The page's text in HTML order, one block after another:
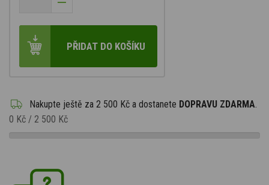
PŘIDAT DO KOŠÍKU
Nakupte ještě za 2 500 Kč a dostanete DOPRAVU ZDARMA
0 Kč / 2 500 Kč